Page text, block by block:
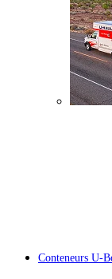
Conteneurs U-